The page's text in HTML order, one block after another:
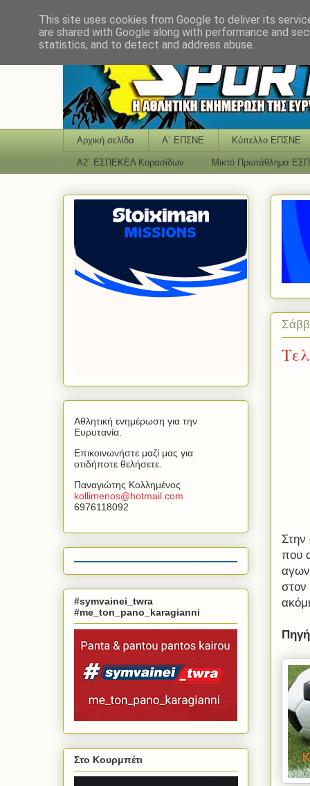
Αρχική σελίδα Α΄ ΕΠΣΝΕ Κύπελλο ΕΠΣΝΕ
Α2΄ ΕΣΠΕΚΕΛ Κορασίδων Μικτό Πρωτάθλημα
που
στον
Αθλητική ενημέρωση για την
Ευρυτανία.
Επικοινωνήστε μαζί μας για
οτιδήποτε θελήσετε.
Παναγιώτης Κολλημένος
kollimenos@hotmail com
6976118092
#symvainei_twra
#me_ton_pano_karagianni
Στο Κουρμπέτι
This site uses cookies from Google to deliver its
are shared with Google along with performance and
statistics, and to detect and address abuse.